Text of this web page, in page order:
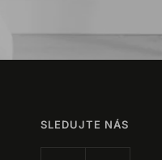
SLEDUJTE NÁS